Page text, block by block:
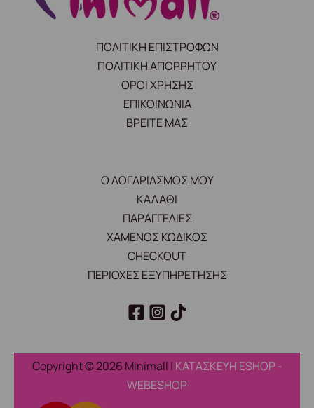
ΠΟΛΙΤΙΚΗ ΕΠΙΣΤΡΟΦΩΝ
ΠΟΛΙΤΙΚΗ ΑΠΟΡΡΗΤΟΥ
ΟΡΟΙ ΧΡΗΣΗΣ
ΕΠΙΚΟΙΝΩΝΙΑ
ΒΡΕΙΤΕ ΜΑΣ
Ο ΛΟΓΑΡΙΑΣΜΟΣ ΜΟΥ
ΚΑΛΑΘΙ
ΠΑΡΑΓΓΕΛΙΕΣ
ΧΑΜΕΝΟΣ ΚΩΔΙΚΟΣ
CHECKOUT
ΠΕΡΙΟΧΕΣ ΕΞΥΠΗΡΕΤΗΣΗΣ
Copyright © 2026 Minimall | ΚΑΤΑΣΚΕΥΗ ESHOP -
WEBESHOP